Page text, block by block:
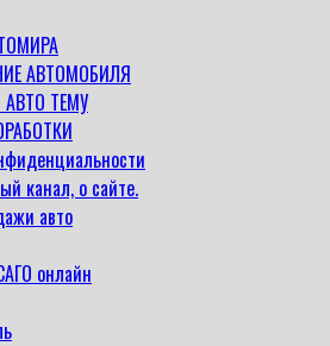
АВТОМОБИЛЯ
ТЕМУ
канал, о сайте.
авто
онлайн